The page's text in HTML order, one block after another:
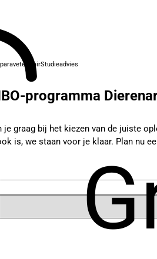
Studieadvies
programma
je graag bij het kiezen van de
is, we staan voor je klaar. Plan nu